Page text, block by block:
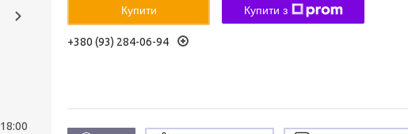
Купити Купити з
+380 (93) 284-06-94
18:00